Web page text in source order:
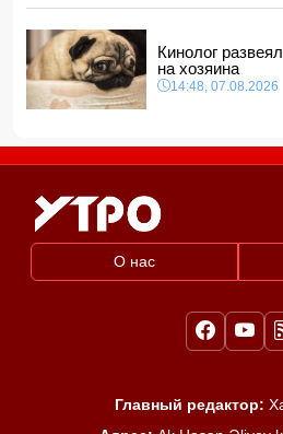
Кинолог
на хозяина
14:48, 07.08.2026
О нас
Главный редактор: